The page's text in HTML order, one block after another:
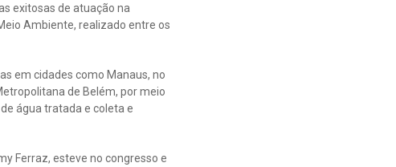
exitosas de atuação na
Ambiente, realizado entre os
em cidades como Manaus, no
de Belém, por meio
água tratada e coleta e
Ferraz, esteve no congresso e